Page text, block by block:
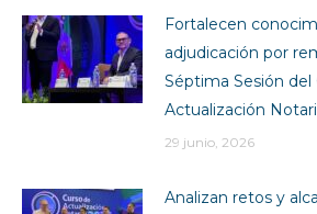
Fortalecen
adjudicación por
Séptima Sesión del
Actualización
29 junio, 2026
Analizan retos y